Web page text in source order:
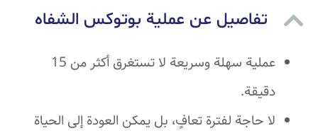
تفاصيل عن عملية بوتوكس الشفاه
عملية سهلة وسريعة لا تستغرق أكثر من 15
دقيقة.
لا حاجة لفترة تعافٍ، بل يمكن العودة إلى الحياة